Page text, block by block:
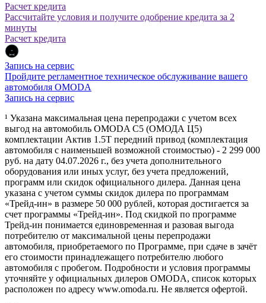
Расчет кредита
Рассчитайте условия и получите одобрение кредита за 2
минуты
Расчет кредита
Запись на сервис
Пройдите регламентное техническое обслуживание вашего
автомобиля OMODA
Запись на сервис
¹ Указана максимальная цена перепродажи с учетом всех
выгод на автомобиль OMODA C5 (ОМОДА Ц5)
комплектации Актив 1.5Т передний привод (комплектация
автомобиля с наименьшей возможной стоимостью) - 2 299 000
руб. на дату 04.07.2026 г., без учета дополнительного
оборудования или иных услуг, без учета предложений,
программ или скидок официального дилера. Данная цена
указана с учетом суммы скидок дилера по программам
«Трейд-ин» в размере 50 000 рублей, которая достигается за
счет программы «Трейд-ин». Под скидкой по программе
Трейд-ин понимается единовременная и разовая выгода
потребителю от максимальной цены перепродажи
автомобиля, приобретаемого по Программе, при сдаче в зачёт
его стоимости принадлежащего потребителю любого
автомобиля с пробегом. Подробности и условия программы
уточняйте у официальных дилеров OMODA, список которых
расположен по адресу www.omoda.ru. Не является офертой.